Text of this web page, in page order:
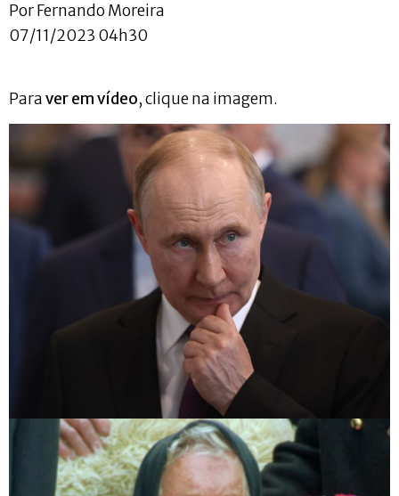
Por Fernando Moreira
07/11/2023 04h30
Paraver em vídeo, clique na imagem.